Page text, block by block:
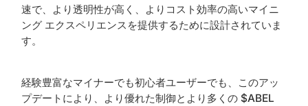
速で、より透明性が高く、よりコスト効率の高いマイニ
ング エクスペリエンスを提供するために設計されていま
す。
経験豊富なマイナーでも初心者ユーザーでも、このアッ
プデートにより、より優れた制御とより多くの $ABEL